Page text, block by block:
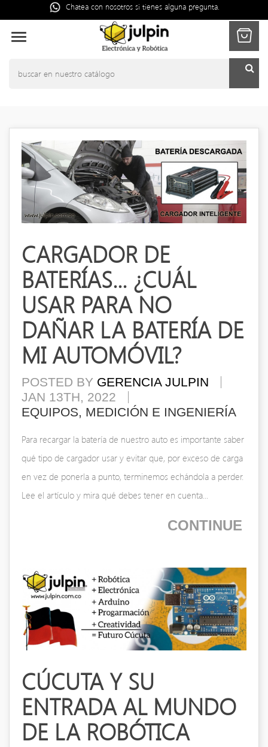
Chatea con nosotros si tienes alguna pregunta.

CARGADOR DE
BATERÍAS... ¿CUÁL
USAR PARA NO
DAÑAR LA BATERÍA DE
MI AUTOMÓVIL?
POSTED BY GERENCIA JULPIN
JAN 13TH, 2022
EQUIPOS, MEDICIÓN E INGENIERÍA
Para recargar la batería de nuestro auto es importante saber
qué tipo de cargador usar y evitar que, por exceso de carga
en vez de ponerla a punto, terminemos echándola a perder.
Lee el artículo y mira qué debes tener en cuenta...
CONTINUE
CÚCUTA Y SU
ENTRADA AL MUNDO
DE LA ROBÓTICA